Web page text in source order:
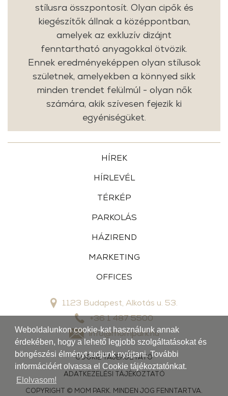
stílusra összpontosít. Olyan cipők és
kiegészítők állnak a középpontban,
amelyek az exkluzív dizájnt
fenntartható anyagokkal ötvözik.
Ennek eredményeképpen olyan stílusok
születnek, amelyekben a könnyed sikk
minden trendet felülmúl - olyan nők
számára, akik szívesen fejezik ki
egyéniségüket.
HÍREK
HÍRLEVÉL
TÉRKÉP
PARKOLÁS
HÁZIREND
MARKETING
OFFICES
1123 Budapest, Alkotás u. 53.
+36 1 487 5500
info@mompark.hu
COOKIE TÁJÉKOZTATÓ
ADATKEZELÉSI TÁJÉKOZTATÓ
COPYRIGHT © MOM PARK. MINDEN JOG FENNTARTVA.
Weboldalunkon cookie-kat használunk annak
érdekében, hogy a lehető legjobb szolgáltatásokat és
böngészési élményt tudjunk nyújtani. További
információért olvassa el Cookie tájékoztatónkat.
Elolvasom!